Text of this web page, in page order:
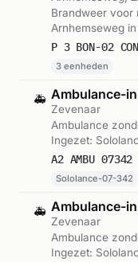
Brandweer voor
Arnhemseweg
Meldkamer
3 eenheden
🚑 Ambulance-
Zevenaar
Ambulance
Ingezet:
A2 AMBU 07342
Sololance-07-342
🚑 Ambulance-
Zevenaar
Ambulance
Ingezet: